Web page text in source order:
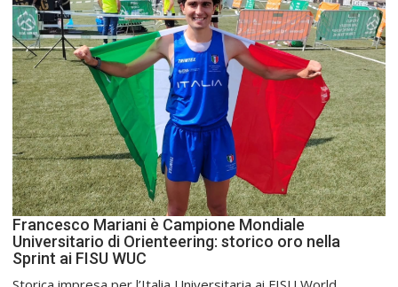
Francesco Mariani è Campione Mondiale
Universitario di Orienteering: storico oro nella
Sprint ai FISU WUC